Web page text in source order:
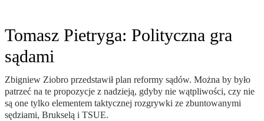
Tomasz Pietryga: Polityczna gra
sądami
Zbigniew Ziobro przedstawił plan reformy sądów. Można by było
patrzeć na te propozycje z nadzieją, gdyby nie wątpliwości, czy nie
są one tylko elementem taktycznej rozgrywki ze zbuntowanymi
sędziami, Brukselą i TSUE.